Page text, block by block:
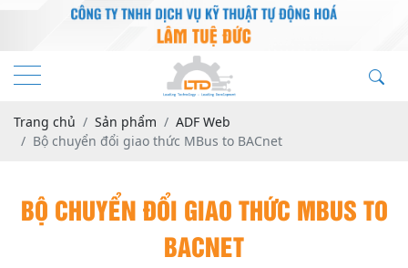
Trang chủ Sản phẩm
ADF Web
Bộ chuyển đổi giao thức MBus to BACnet
BỘ CHUYỂN ĐỔI GIAO THỨC MBUS TO
BACNET